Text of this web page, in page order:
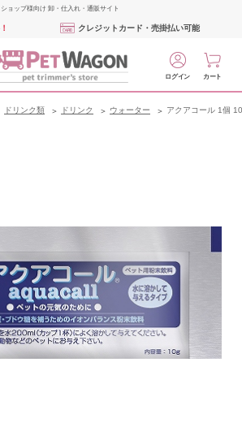
ョップ様向け 卸・仕入れ・通販サイト
クレジットカード・売掛払い可能
ログイン カート
ドリンク類 ドリンク ウォーター アクアコール 1個